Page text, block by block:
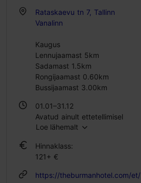
Rataskaevu tn 7, Tallinn
Vanalinn
Kaugus
Lennujaamast 5km
Sadamast 1.5km
Rongijaamast 0.60km
Bussijaamast 3.00km
01.01–31.12
Avatud ainult ettetellimisel
Loe lähemalt
Hinnaklass:
121+ €
https://theburmanhotel.com/et/